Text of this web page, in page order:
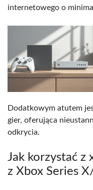
internetowego o
Dodatkowym atutem
gier, oferująca
odkrycia.
Jak korzystać z
z Xbox Series